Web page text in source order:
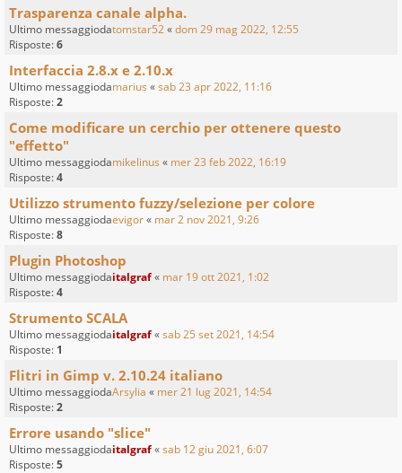
Trasparenza canale alpha.
Ultimo messaggiodatomstar52«dom 29 mag 2022, 12:55
Risposte:6
Interfaccia 2.8.x e 2.10.x
Ultimo messaggiodamarius «sab 23 apr 2022, 11:16
Risposte:2
Come modificare un cerchio per ottenere questo
"effetto"
Ultimo messaggiodamikelinus « mer 23 feb 2022, 16:19
Risposte:4
Utilizzo strumento fuzzy/selezione per colore
Ultimo messaggiodaevigor« mar 2 nov 2021, 9:26
Risposte:8
Plugin Photoshop
Ultimo messaggiodaitalgraf« mar 19 ott 2021, 1:02
Risposte:4
Strumento SCALA
Ultimo messaggiodaitalgraf«sab 25 set 2021, 14:54
Risposte: 1
Flitri in Gimp v. 2.10.24 italiano
Ultimo messaggiodaArsylia « mer 21 lug 2021, 14:54
Risposte:2
Errore usando "slice"
Ultimo messaggiodaitalgraf«sab 12 giu 2021, 6:07
Risposte:5